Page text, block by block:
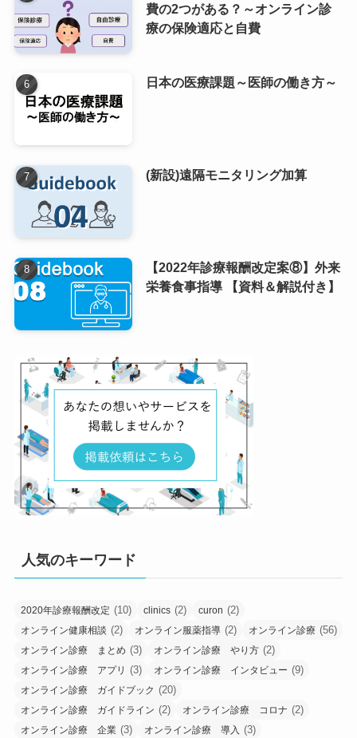
費の2つがある？～オンライン診
療の保険適応と自費
日本の医療課題～医師の働き方～
(新設)遠隔モニタリング加算
【2022年診療報酬改定案⑧】外来
栄養食事指導 【資料＆解説付き】
人気のキーワード
2020年診療報酬改定 (10) clinics (2) curon (2)
オンライン健康相談 (2) オンライン服薬指導 (2) オンライン診療 (56)
オンライン診療 まとめ (3) オンライン診療 やり方 (2)
オンライン診療 アプリ (3) オンライン診療 インタビュー (9)
オンライン診療 ガイドブック (20)
オンライン診療 ガイドライン (2) オンライン診療 コロナ (2)
オンライン診療 企業 (3) オンライン診療 導入 (3)